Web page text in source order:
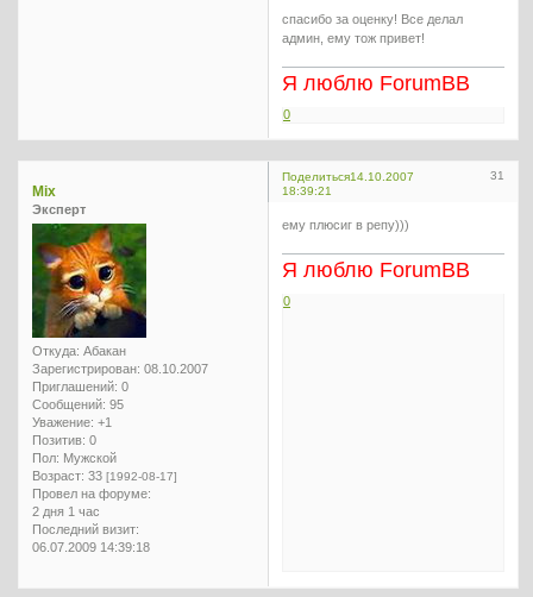
спасибо за оценку! Все делал
админ, ему тож привет!
Я люблю ForumBB
0
Поделиться 31
14.10.2007
18:39:21
Mix
Эксперт
Откуда: Абакан
Зарегистрирован: 08.10.2007
Приглашений: 0
Сообщений: 95
Уважение: +1
Позитив: 0
Пол: Мужской
Возраст: 33 [1992-08-17]
Провел на форуме:
2 дня 1 час
Последний визит:
06.07.2009 14:39:18
ему плюсиг в репу)))
Я люблю ForumBB
0